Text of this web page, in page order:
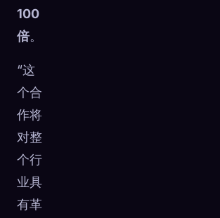
100
倍。
“这
个合
作将
对整
个行
业具
有革